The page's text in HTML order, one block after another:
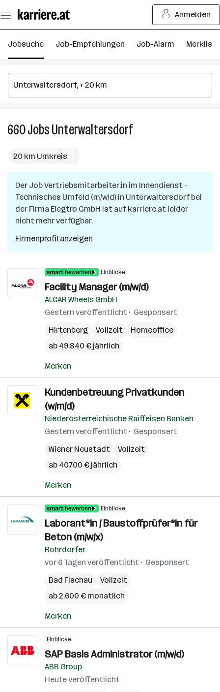
Seiteninhalt
springen
Anmelden
Jobsuche Job-Empfehlungen Job-Alarm Merkliste
660JobsUnterwaltersdorf660
20 km Umkreis
Der JobVertriebsmitarbeiter:in im Innendienst -
Technisches Umfeld (m/w/d) in Unterwaltersdorfbei
der Firma Elegtro GmbH ist auf karriere.at leider
nicht mehr verfügbar.
Firmenprofil anzeigen
Einblicke
Facility Manager (m/w/d)
ALCAR Wheels GmbH
Gestern veröffentlicht
Gesponsert
Hirtenberg
Vollzeit
Homeoffice
ab 49.840 € jährlich
Merken
Kundenbetreuung Privatkunden
(w/m/d)
Niederösterreichische Raiffeisen Banken
Gestern veröffentlicht
Gesponsert
Wiener Neustadt
Vollzeit
ab 40.700 € jährlich
Merken
Einblicke
Laborant*in / Baustoffprüfer*in für
Beton (m/w/x)
Rohrdorfer
vor 6 Tagen veröffentlicht
Gesponsert
Bad Fischau
Vollzeit
ab 2.600 € monatlich
Merken
Einblicke
SAP Basis Administrator (m/w/d)
ABB Group
Heute veröffentlicht